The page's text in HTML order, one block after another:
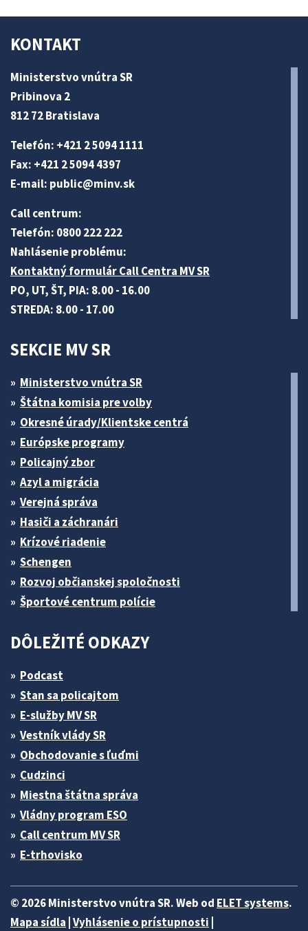
KONTAKT
Ministerstvo vnútra SR
Pribinova 2
812 72 Bratislava
Telefón: +421 2 5094 1111
Fax: +421 2 5094 4397
E-mail: public@minv.sk
Call centrum:
Telefón: 0800 222 222
Nahlásenie problému:
Kontaktný formulár Call Centra MV SR
PO, UT, ŠT, PIA: 8.00 - 16.00
STREDA: 8.00 - 17.00
SEKCIE MV SR
Ministerstvo vnútra SR
Štátna komisia pre volby
Okresné úrady/Klientske centrá
Európske programy
Policajný zbor
Azyl a migrácia
Verejná správa
Hasiči a záchranári
Krízové riadenie
Schengen
Rozvoj občianskej spoločnosti
Športové centrum polície
DÔLEŽITÉ ODKAZY
Podcast
Stan sa policajtom
E-služby MV SR
Vestník vlády SR
Obchodovanie s ľuďmi
Cudzinci
Miestna štátna správa
Vládny program ESO
Call centrum MV SR
E-trhovisko
© 2026 Ministerstvo vnútra SR. Web od ELET systems.
Mapa sídla Vyhlásenie o prístupnosti